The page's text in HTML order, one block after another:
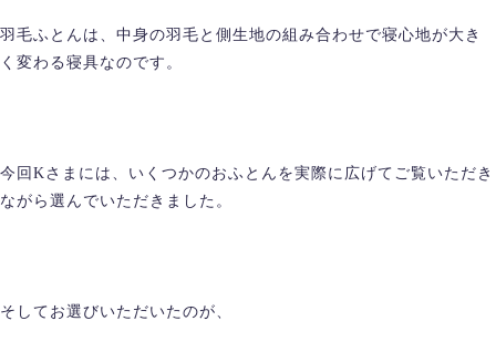
羽毛ふとんは、中身の羽毛と側生地の組み合わせで寝心地が大き
く変わる寝具なのです。
今回Kさまには、いくつかのおふとんを実際に広げてご覧いただき
ながら選んでいただきました。
そしてお選びいただいたのが、